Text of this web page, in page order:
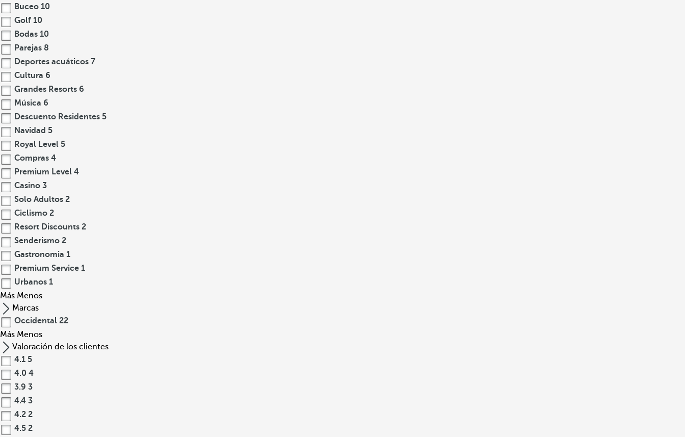
Buceo 10
Golf 10
Bodas 10
Parejas 8
Deportes acuáticos 7
Cultura 6
Grandes Resorts 6
Música 6
Descuento Residentes 5
Navidad 5
Royal Level 5
Compras 4
Premium Level 4
Casino 3
Solo Adultos 2
Ciclismo 2
Resort Discounts 2
Senderismo 2
Gastronomia 1
Premium Service 1
Urbanos 1
Más Menos
Marcas
Occidental 22
Más Menos
Valoración de los clientes
4.1 5
4.0 4
3.9 3
4.4 3
4.2 2
4.5 2